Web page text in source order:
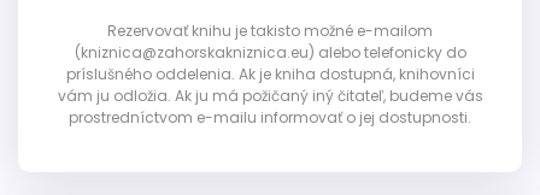
Rezervovať knihu je takisto možné e-mailom
(kniznica@zahorskakniznica.eu) alebo telefonicky do
príslušného oddelenia. Ak je kniha dostupná, knihovníci
vám ju odložia. Ak ju má požičaný iný čitateľ, budeme vás
prostredníctvom e-mailu informovať o jej dostupnosti.